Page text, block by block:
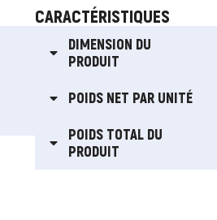
CARACTÉRISTIQUES
DIMENSION DU
PRODUIT
POIDS NET PAR UNITÉ
POIDS TOTAL DU
PRODUIT